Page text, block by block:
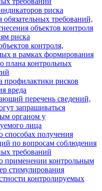
риска
требований,
объектов контроля
риска
контроля,
в рамках формирования
плана контрольных
профилактики рисков
вреда
перечень сведений,
запрашиваться
органом у
лица
способах получения
по вопросам соблюдения
требований
применении контрольным
стимулирования
контролируемых